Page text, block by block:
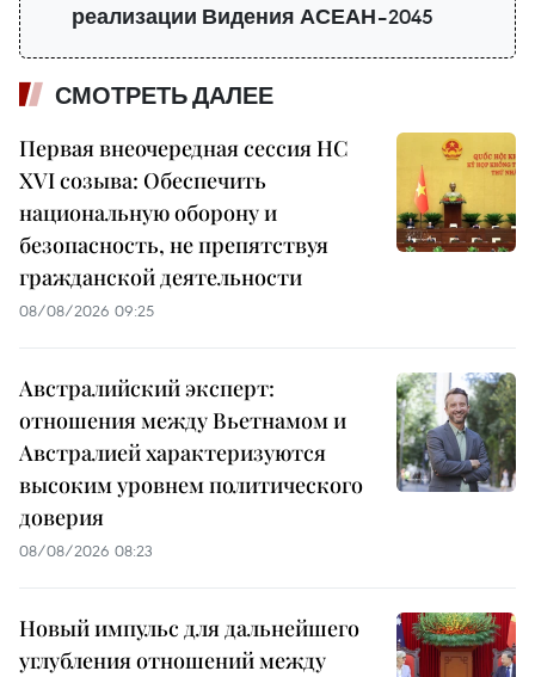
реализации Видения АСЕАН–2045
СМОТРЕТЬ ДАЛЕЕ
Первая внеочередная сессия НС
XVI созыва: Обеспечить
национальную оборону и
безопасность, не препятствуя
гражданской деятельности
08/08/2026 09:25
Австралийский эксперт:
отношения между Вьетнамом и
Австралией характеризуются
высоким уровнем политического
доверия
08/08/2026 08:23
Новый импульс для дальнейшего
углубления отношений между